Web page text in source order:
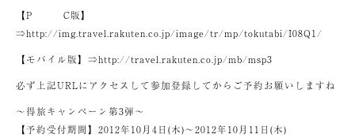
【P C版】
⇒http://img.travel.rakuten.co.jp/image/tr/mp/tokutabi/I08Q1/
【モバイル版】⇒http://travel.rakuten.co.jp/mb/msp3
必ず上記URLにアクセスして参加登録してからご予約お願いしますね
～得旅キャンペーン第3弾～
【予約受付期間】2012年10月4日(木)～2012年10月11日(木)